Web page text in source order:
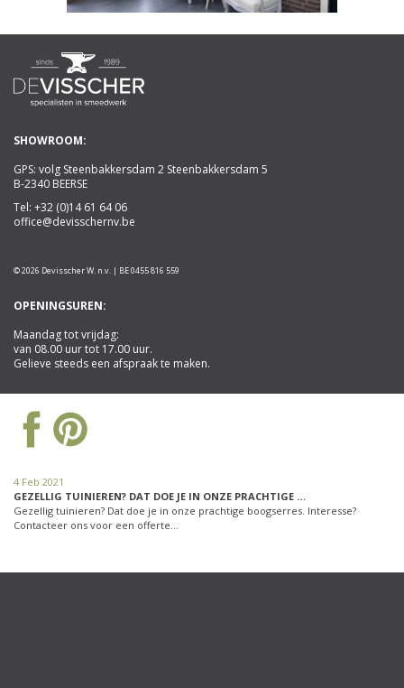
SHOWROOM:
GPS: volg Steenbakkersdam 2 Steenbakkersdam 5
B-2340 BEERSE
Tel: +32 (0)14 61 64 06
office@devisschernv.be
© 2026 Devisscher W. n.v. | BE 0455 816 559
OPENINGSUREN:
Maandag tot vrijdag:
van 08.00 uur tot 17.00 uur.
Gelieve steeds een afspraak te maken.
4 Feb 2021
GEZELLIG TUINIEREN? DAT DOE JE IN ONZE PRACHTIGE …
Gezellig tuinieren? Dat doe je in onze prachtige boogserres. Interesse?
Contacteer ons voor een offerte…